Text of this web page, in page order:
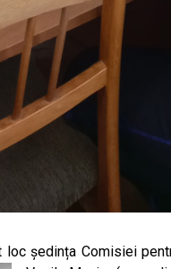
ședința Comisiei